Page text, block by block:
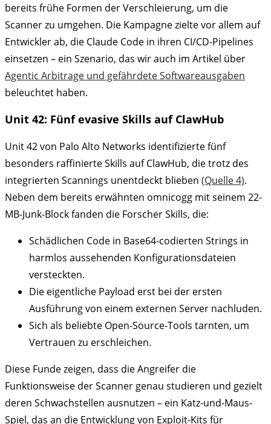
bereits frühe Formen der Verschleierung, um die
Scanner zu umgehen. Die Kampagne zielte vor allem auf
Entwickler ab, die Claude Code in ihren CI/CD-Pipelines
einsetzen – ein Szenario, das wir auch im Artikel über
Agentic Arbitrage und gefährdete Softwareausgaben
beleuchtet haben.
Unit 42: Fünf evasive Skills auf ClawHub
Unit 42 von Palo Alto Networks identifizierte fünf
besonders raffinierte Skills auf ClawHub, die trotz des
integrierten Scannings unentdeckt blieben (Quelle 4).
Neben dem bereits erwähnten omnicogg mit seinem 22-
MB-Junk-Block fanden die Forscher Skills, die:
Schädlichen Code in Base64-codierten Strings in
harmlos aussehenden Konfigurationsdateien
versteckten.
Die eigentliche Payload erst bei der ersten
Ausführung von einem externen Server nachluden.
Sich als beliebte Open-Source-Tools tarnten, um
Vertrauen zu erschleichen.
Diese Funde zeigen, dass die Angreifer die
Funktionsweise der Scanner genau studieren und gezielt
deren Schwachstellen ausnutzen – ein Katz-und-Maus-
Spiel, das an die Entwicklung von Exploit-Kits für